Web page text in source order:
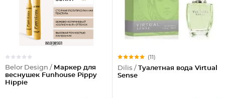
Belor Design / Маркер для
веснушек Funhouse Pippy
Hippie
(11)
Dilis / Туалетная вода Virtual
Sense